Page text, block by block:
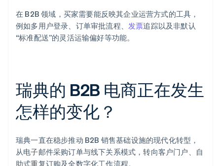
在 B2B 领域，买家需要能反映其企业运营方式的工具，
例如多用户登录、订单审批流程、 发票追踪以及非默认
“标准配送”的灵活运输偏好等功能。
瑞典的 B2B 电商正在发生
怎样的变化？
瑞典一直在稳步推动 B2B 销售基础设施的现代化转型，
从电子邮件采购订单与线下关系模式，转向客户门户、自
助式重复订购及全数字化工作流程。